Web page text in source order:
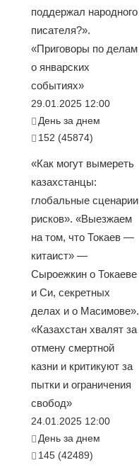
поддержал народного
писателя?».
«Приговоры по делам
о январских
событиях»
29.01.2025 12:00
День за днем
152 (45874)
«Как могут вымереть
казахстанцы:
глобальные сценарии
рисков». «Выезжаем
на том, что Токаев —
китаист» —
Сыроежкин о Токаеве
и Си, секретных
делах и о Масимове».
«Казахстан хвалят за
отмену смертной
казни и критикуют за
пытки и ограничения
свобод»
24.01.2025 12:00
День за днем
145 (42489)